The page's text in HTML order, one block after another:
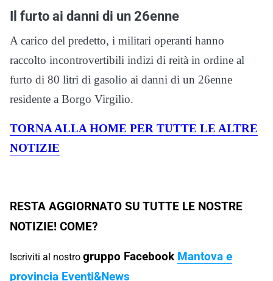
Il furto ai danni di un 26enne
A carico del predetto, i militari operanti hanno
raccolto incontrovertibili indizi di reità in ordine al
furto di 80 litri di gasolio ai danni di un 26enne
residente a Borgo Virgilio.
TORNA ALLA HOME PER TUTTE LE ALTRE
NOTIZIE
RESTA AGGIORNATO SU TUTTE LE NOSTRE
NOTIZIE! COME?
Iscriviti al nostro gruppo Facebook Mantova e
provincia Eventi&News